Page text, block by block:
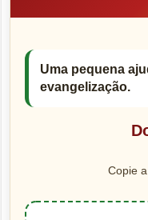
Uma pequena
evangelização.
Copie